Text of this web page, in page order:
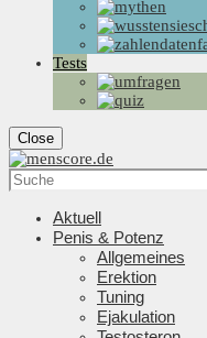
Tests
Close
Aktuell
Penis & Potenz
Allgemeines
Erektion
Tuning
Ejakulation